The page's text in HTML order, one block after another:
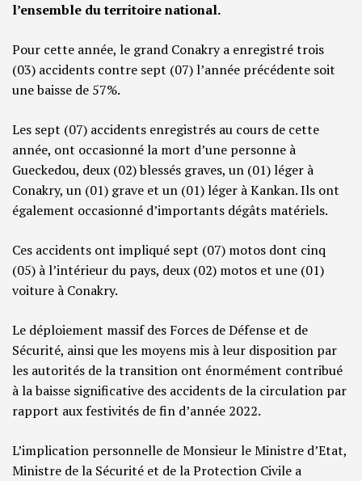
l’ensemble du territoire national.
Pour cette année, le grand Conakry a enregistré trois
(03) accidents contre sept (07) l’année précédente soit
une baisse de 57%.
Les sept (07) accidents enregistrés au cours de cette
année, ont occasionné la mort d’une personne à
Gueckedou, deux (02) blessés graves, un (01) léger à
Conakry, un (01) grave et un (01) léger à Kankan. Ils ont
également occasionné d’importants dégâts matériels.
Ces accidents ont impliqué sept (07) motos dont cinq
(05) à l’intérieur du pays, deux (02) motos et une (01)
voiture à Conakry.
Le déploiement massif des Forces de Défense et de
Sécurité, ainsi que les moyens mis à leur disposition par
les autorités de la transition ont énormément contribué
à la baisse significative des accidents de la circulation par
rapport aux festivités de fin d’année 2022.
L’implication personnelle de Monsieur le Ministre d’Etat,
Ministre de la Sécurité et de la Protection Civile a